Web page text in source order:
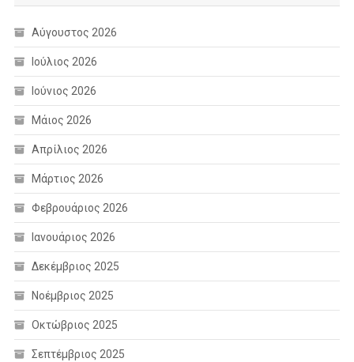
Αύγουστος 2026
Ιούλιος 2026
Ιούνιος 2026
Μάιος 2026
Απρίλιος 2026
Μάρτιος 2026
Φεβρουάριος 2026
Ιανουάριος 2026
Δεκέμβριος 2025
Νοέμβριος 2025
Οκτώβριος 2025
Σεπτέμβριος 2025